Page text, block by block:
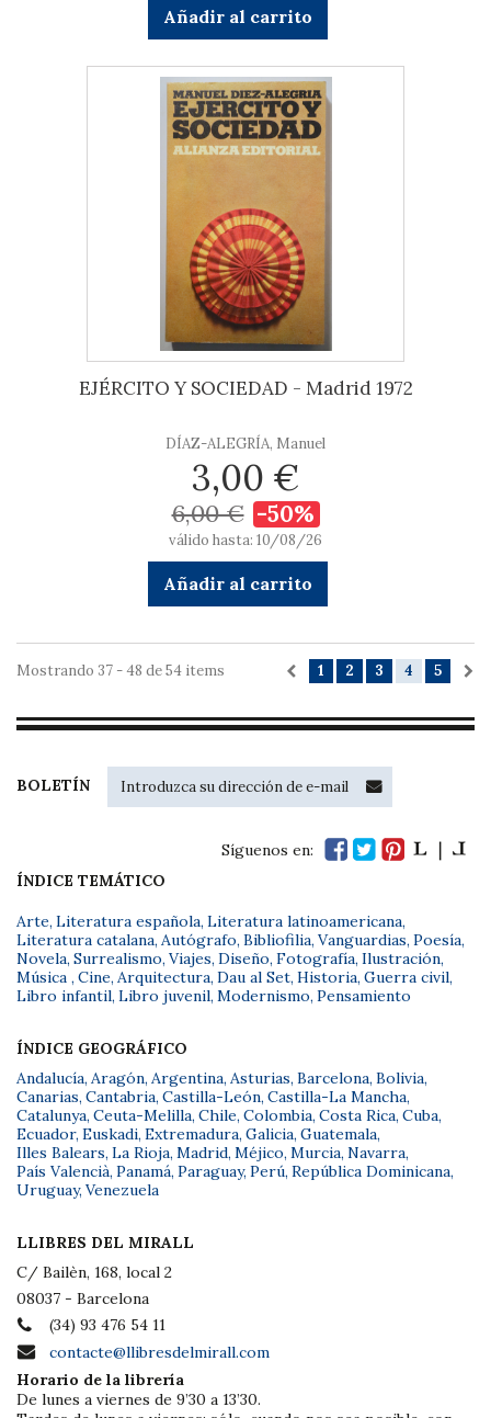
Añadir al carrito
EJÉRCITO Y SOCIEDAD - Madrid 1972
DÍAZ-ALEGRÍA, Manuel
3,00 €
6,00 € -50%
válido hasta: 10/08/26
Añadir al carrito
1 2 3 4 5
Mostrando 37 - 48 de 54 items
BOLETÍN
Síguenos en:
ÍNDICE TEMÁTICO
Arte, Literatura española, Literatura latinoamericana,
Literatura catalana, Autógrafo, Bibliofilia, Vanguardias, Poesía,
Novela, Surrealismo, Viajes, Diseño, Fotografía, Ilustración,
Música , Cine, Arquitectura, Dau al Set, Historia, Guerra civil,
Libro infantil, Libro juvenil, Modernismo, Pensamiento
ÍNDICE GEOGRÁFICO
Andalucía, Aragón, Argentina, Asturias, Barcelona, Bolivia,
Canarias, Cantabria, Castilla-León, Castilla-La Mancha,
Catalunya, Ceuta-Melilla, Chile, Colombia, Costa Rica, Cuba,
Ecuador, Euskadi, Extremadura, Galicia, Guatemala,
Illes Balears, La Rioja, Madrid, Méjico, Murcia, Navarra,
País Valencià, Panamá, Paraguay, Perú, República Dominicana,
Uruguay, Venezuela
LLIBRES DEL MIRALL
C/ Bailèn, 168, local 2
08037 - Barcelona
(34) 93 476 54 11
contacte@llibresdelmirall.com
Horario de la librería
De lunes a viernes de 9’30 a 13’30.